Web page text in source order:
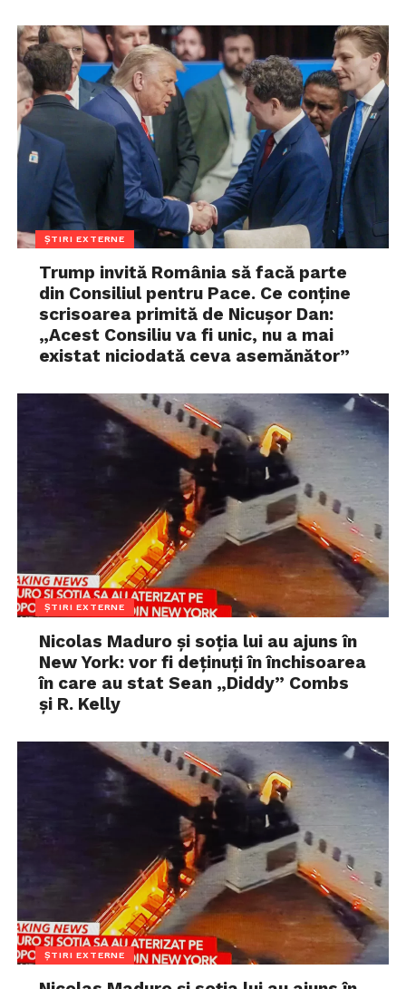
ȘTIRI EXTERNE
Trump invită România să facă parte
din Consiliul pentru Pace. Ce conține
scrisoarea primită de Nicușor Dan:
„Acest Consiliu va fi unic, nu a mai
existat niciodată ceva asemănător”
ȘTIRI EXTERNE
Nicolas Maduro și soția lui au ajuns în
New York: vor fi deținuți în închisoarea
în care au stat Sean „Diddy” Combs
și R. Kelly
ȘTIRI EXTERNE